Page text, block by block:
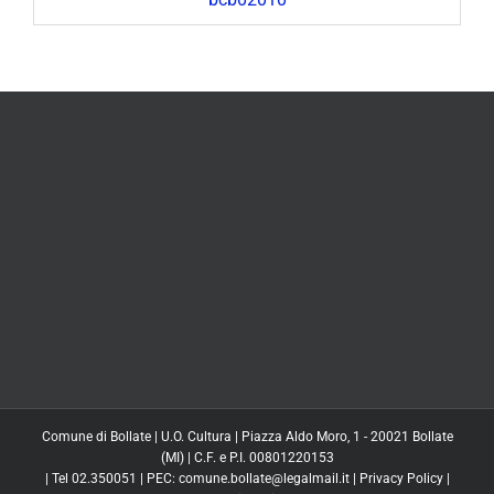
Comune di Bollate | U.O. Cultura | Piazza Aldo Moro, 1 - 20021 Bollate
(MI) | C.F. e P.I. 00801220153
| Tel 02.350051 | PEC: comune.bollate@legalmail.it |
Privacy Policy|